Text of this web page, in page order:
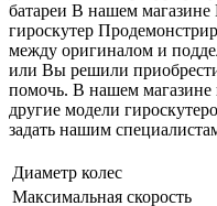
батареи В нашем
гироскутер
между оригиналом и
или Вы решили
помочь. В нашем магазине
другие модели
задать нашим
Диаметр колес
Максимальная скорость